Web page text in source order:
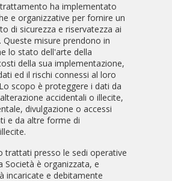
ha implementato
e organizzative per fornire un
di sicurezza e riservatezza ai
Queste misure prendono in
lo stato dell'arte della
della sua implementazione,
ed il rischi connessi al loro
scopo è proteggere i dati da
accidentali o illecite,
divulgazione o accessi
e da altre forme di
trattati presso le sedi operative
Società è organizzata, e
incaricate e debitamente